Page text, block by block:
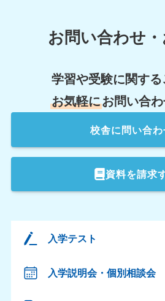
お問い合わせ
学習や受験に関す
お気軽にお問い合
校舎に問い合わ
資料を請求
入学テスト
入学説明会・個別相談会